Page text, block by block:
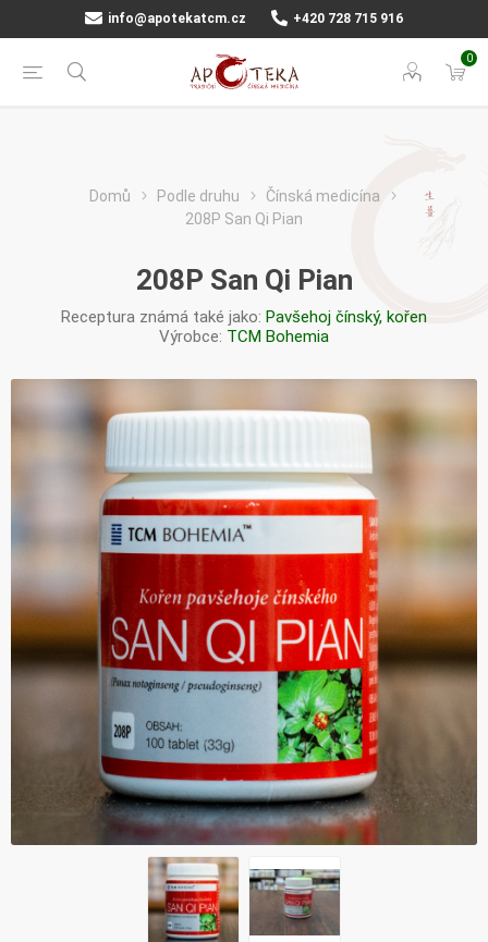
info@apotekatcm.cz +420 728 715 916
0
Domů Podle druhu
Čínská medicína
208P San Qi Pian
208P San Qi Pian
Receptura známá také jako: Pavšehoj čínský, kořen
Výrobce: TCM Bohemia